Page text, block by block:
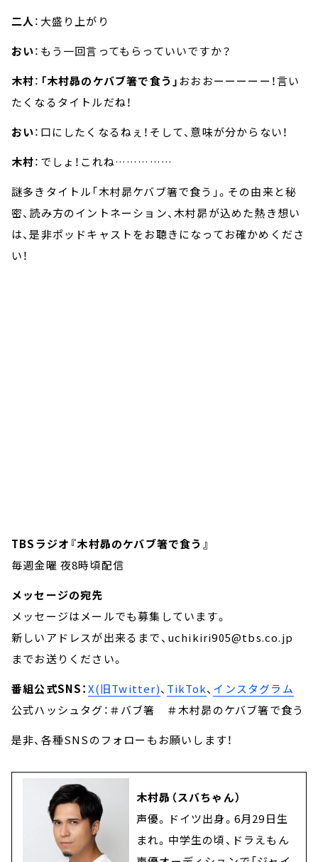
二人：大盛り上がり
おい：もう一回言ってもらっていいですか？
木村： 「木村昴のケバブ箸で食う」 おおおーーーーー！言い
たくなるタイトルだね！
おい：口にしたくなるねぇ！そして、意味が分からない！
木村：でしょ！これね……………
謎多きタイトル「木村昴ケバブ箸で食う」。その由来と秘
密、読み方のイントネーション、木村昴が込めた熱き想い
は、是非ポッドキャストをお聴きになってお確かめくださ
い！
TBSラジオ『木村昴のケバブ箸で食う』
毎週金曜 夜8時頃配信
メッセージの宛先
メッセージはメールでも募集しています。
新しいアドレスが出来るまで、uchikiri905@tbs.co.jp
までお送りください。
番組公式SNS：X(旧Twitter)、 TikTok、 インスタグラム
公式ハッシュタグ：＃バブ箸 ＃木村昴のケバブ箸で食う
是非、各種SNSのフォローもお願いします！
木村昴（スバちゃん）
声優。ドイツ出身。6月29日生
まれ。中学生の頃、ドラえもん